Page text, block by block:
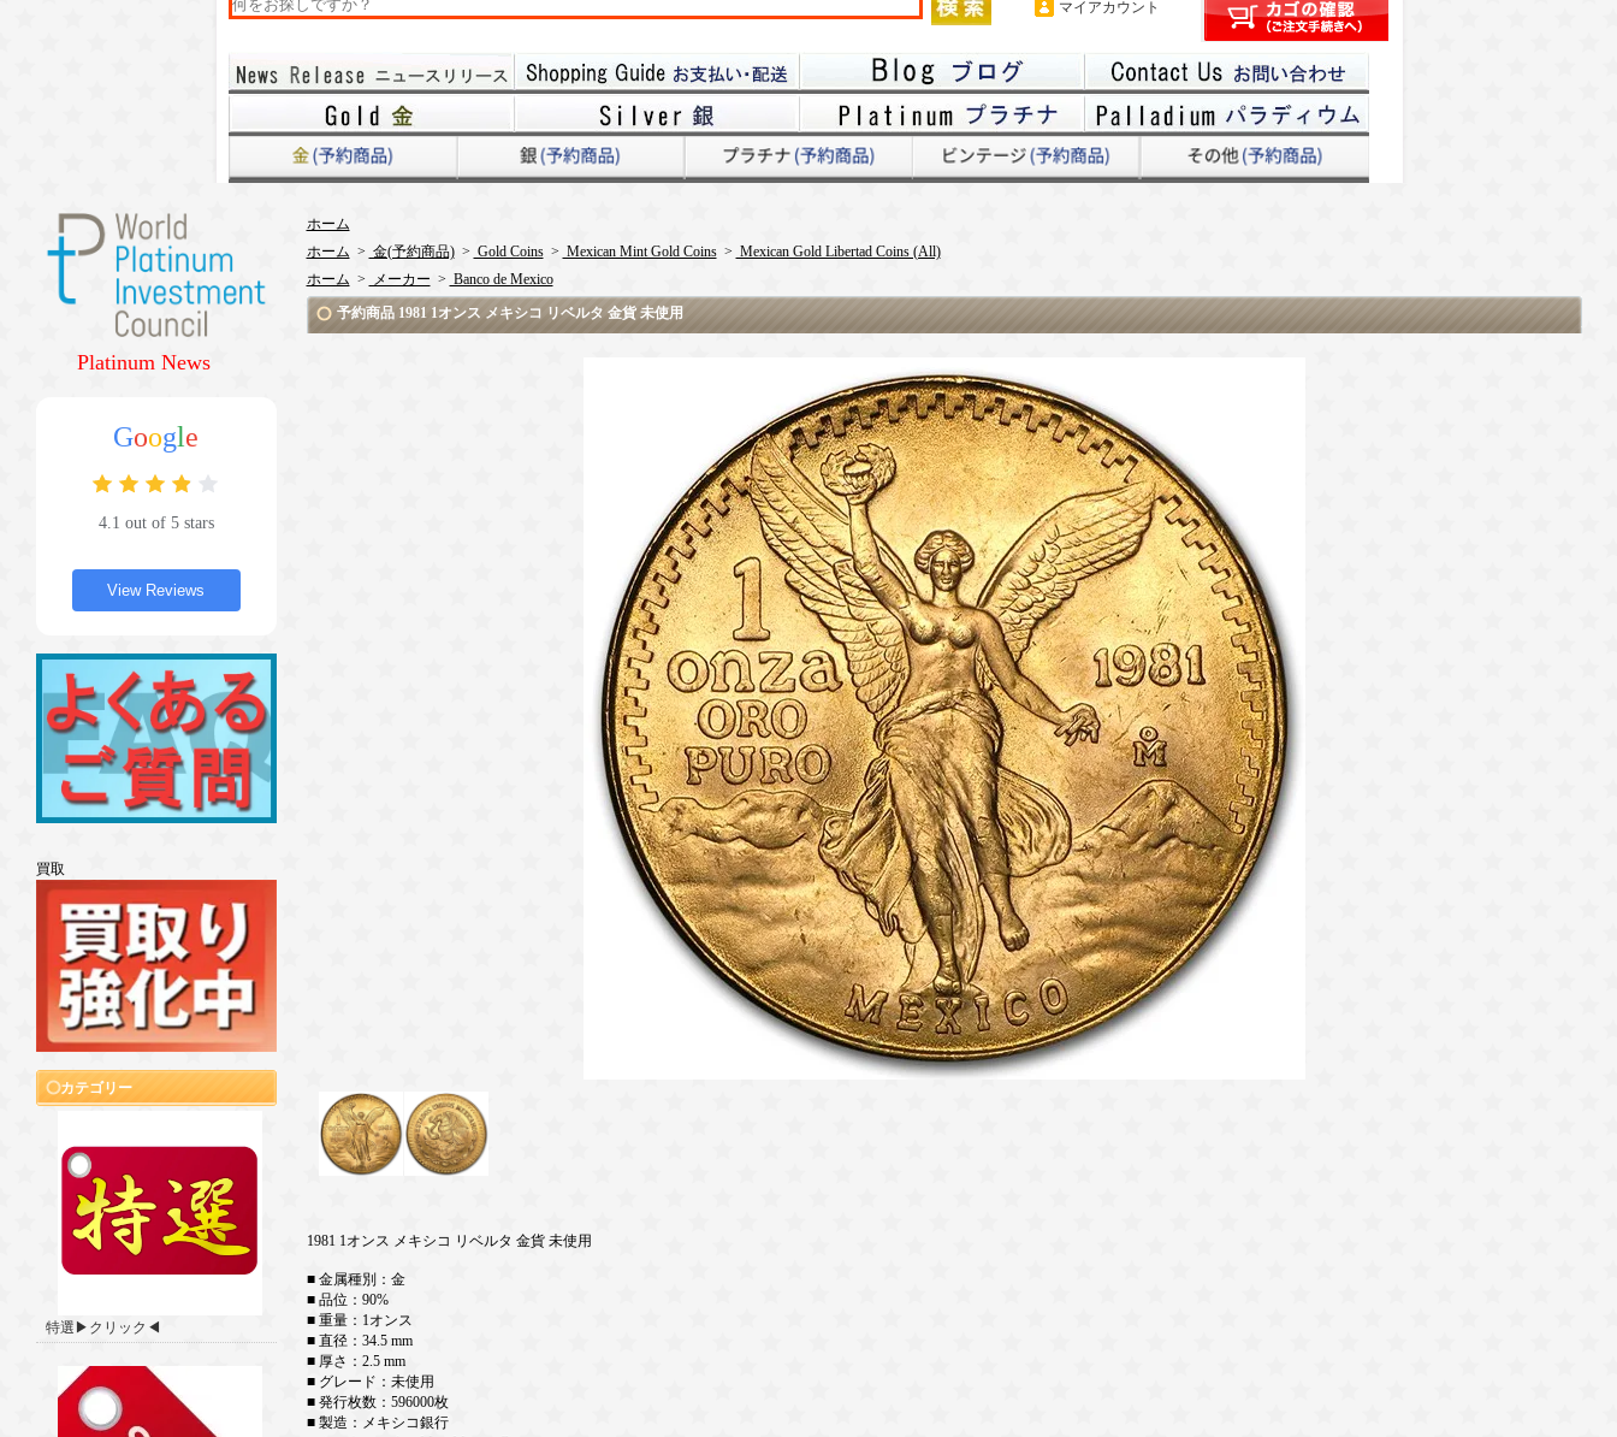
マイアカウント
Platinum News
Google
4.1 out of 5 stars
View Reviews
買取
カテゴリー
特選▶クリック◀
ホーム
ホーム > 金(予約商品)> Gold Coins> Mexican Mint Gold Coins> Mexican Gold Libertad Coins (All)
ホーム > メーカー > Banco de Mexico
予約商品 1981 1オンス メキシコ リベルタ 金貨 未使用
1981 1オンス メキシコ リベルタ 金貨 未使用
■ 金属種別：金
■ 品位：90%
■ 重量：1オンス
■ 直径：34.5 mm
■ 厚さ：2.5 mm
■ グレード：未使用
■ 発行枚数：596000枚
■ 製造：メキシコ銀行